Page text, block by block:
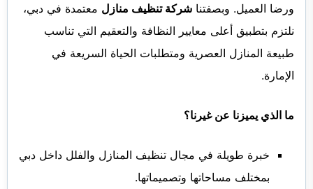
ورضا العميل. وبصفتنا شركة تنظيف منازل معتمدة في دبي،
نلتزم بتطبيق أعلى معايير النظافة والتعقيم التي تناسب
طبيعة المنازل العصرية ومتطلبات الحياة السريعة في
الإمارة.
ما الذي يميزنا عن غيرنا؟
خبرة طويلة في مجال تنظيف المنازل والفلل داخل دبي
بمختلف مساحاتها وتصميماتها.